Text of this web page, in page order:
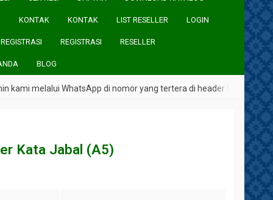
KONTAK KONTAK LIST RESELLER LOGIN
REGISTRASI REGISTRASI RESELLER
BLOG
WhatsApp di nomor yang tertera di header Website
Kata Jabal (A5)